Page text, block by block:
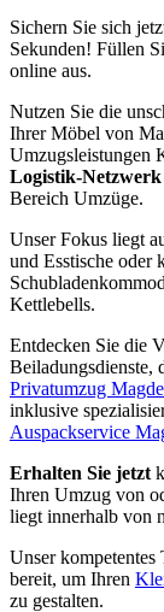
Sichern Sie sich
Sekunden! Füllen
online aus.
Nutzen Sie die
Ihrer Möbel von
Umzugsleistungen
Logistik-Netzwerk
Bereich Umzüge.
Unser Fokus liegt
und Esstische oder
Kettlebells.
Entdecken Sie die
Beiladungsdienste,
Privatumzug
inklusive
Auspackservice
Erhalten Sie jetzt
Ihren Umzug von
liegt innerhalb von
Unser kompetentes
bereit, um Ihren
zu gestalten.